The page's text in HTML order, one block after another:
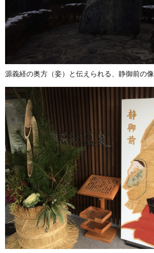
源義経の奥方（妾）と伝えられる、静御前の像